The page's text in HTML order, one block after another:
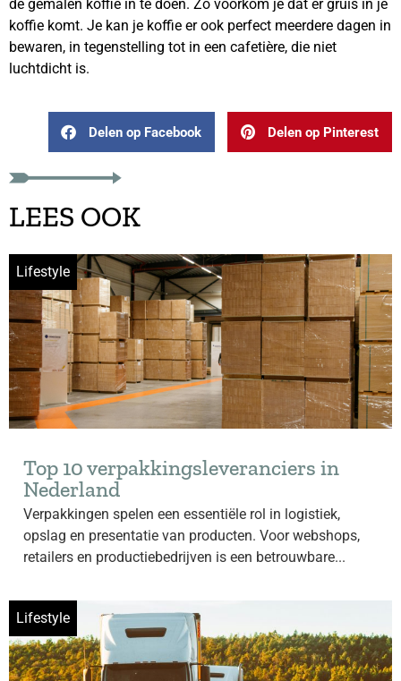
de gemalen koffie in te doen. Zo voorkom je dat er gruis in je
koffie komt. Je kan je koffie er ook perfect meerdere dagen in
bewaren, in tegenstelling tot in een cafetière, die niet
luchtdicht is.
Delen op Facebook Delen op Pinterest
LEES OOK
Lifestyle
Top 10 verpakkingsleveranciers in
Nederland
Verpakkingen spelen een essentiële rol in logistiek,
opslag en presentatie van producten. Voor webshops,
retailers en productiebedrijven is een betrouwbare...
Lifestyle